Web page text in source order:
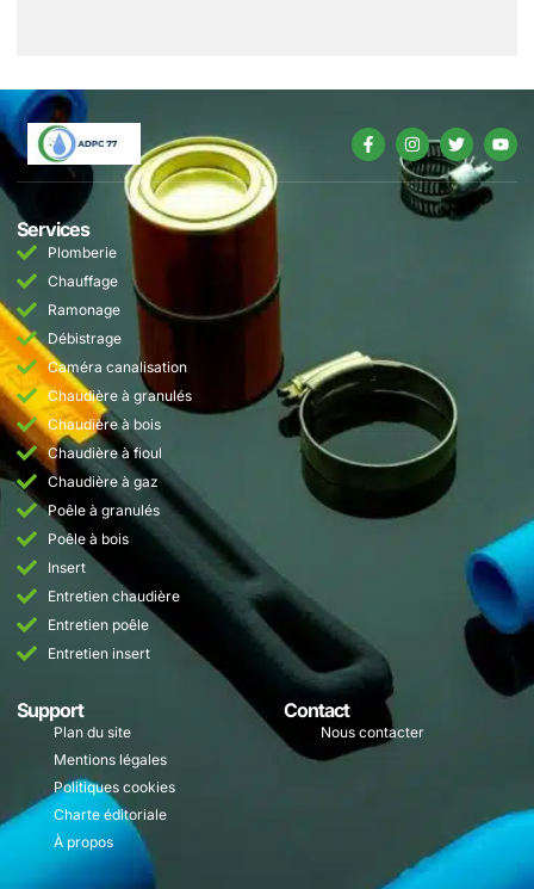
Services
Plomberie
Chauffage
Ramonage
Débistrage
Caméra canalisation
Chaudière à granulés
Chaudière à bois
Chaudière à fioul
Chaudière à gaz
Poêle à granulés
Poêle à bois
Insert
Entretien chaudière
Entretien poêle
Entretien insert
Support
Plan du site
Mentions légales
Politiques cookies
Charte éditoriale
À propos
Contact
Nous contacter